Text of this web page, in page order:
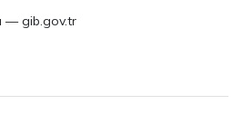
— gib.gov.tr